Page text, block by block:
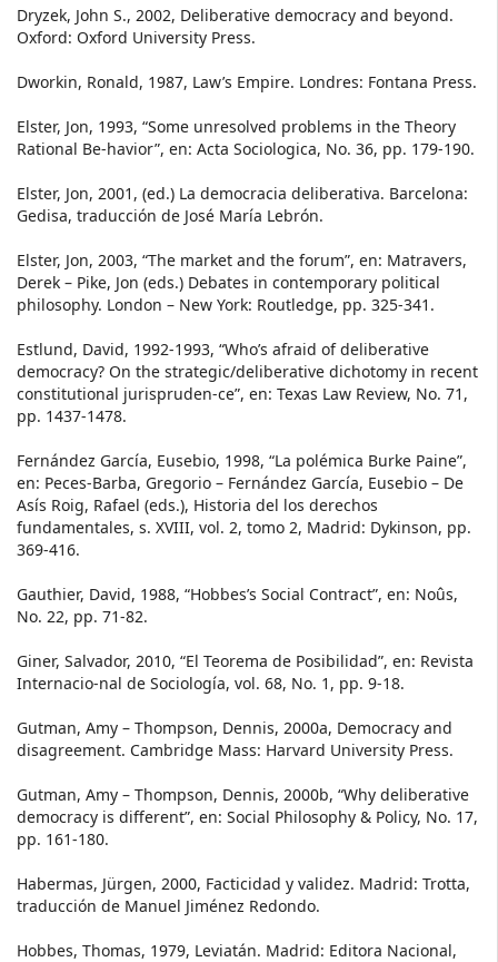
Dryzek, John S., 2002, Deliberative democracy and beyond.
Oxford: Oxford University Press.
Dworkin, Ronald, 1987, Law’s Empire. Londres: Fontana Press.
Elster, Jon, 1993, “Some unresolved problems in the Theory
Rational Be-havior”, en: Acta Sociologica, No. 36, pp. 179-190.
Elster, Jon, 2001, (ed.) La democracia deliberativa. Barcelona:
Gedisa, traducción de José María Lebrón.
Elster, Jon, 2003, “The market and the forum”, en: Matravers,
Derek – Pike, Jon (eds.) Debates in contemporary political
philosophy. London – New York: Routledge, pp. 325-341.
Estlund, David, 1992-1993, “Who’s afraid of deliberative
democracy? On the strategic/deliberative dichotomy in recent
constitutional jurispruden-ce”, en: Texas Law Review, No. 71,
pp. 1437-1478.
Fernández García, Eusebio, 1998, “La polémica Burke Paine”,
en: Peces-Barba, Gregorio – Fernández García, Eusebio – De
Asís Roig, Rafael (eds.), Historia del los derechos
fundamentales, s. XVIII, vol. 2, tomo 2, Madrid: Dykinson, pp.
369-416.
Gauthier, David, 1988, “Hobbes’s Social Contract”, en: Noûs,
No. 22, pp. 71-82.
Giner, Salvador, 2010, “El Teorema de Posibilidad”, en: Revista
Internacio-nal de Sociología, vol. 68, No. 1, pp. 9-18.
Gutman, Amy – Thompson, Dennis, 2000a, Democracy and
disagreement. Cambridge Mass: Harvard University Press.
Gutman, Amy – Thompson, Dennis, 2000b, “Why deliberative
democracy is different”, en: Social Philosophy & Policy, No. 17,
pp. 161-180.
Habermas, Jürgen, 2000, Facticidad y validez. Madrid: Trotta,
traducción de Manuel Jiménez Redondo.
Hobbes, Thomas, 1979, Leviatán. Madrid: Editora Nacional,